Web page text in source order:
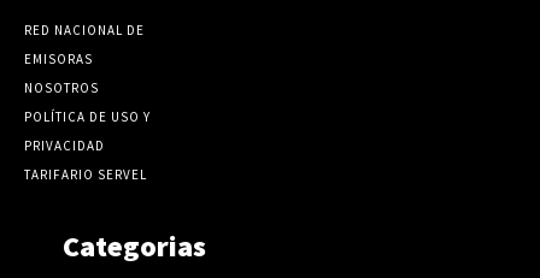
RED NACIONAL DE
EMISORAS
NOSOTROS
POLÍTICA DE USO Y
PRIVACIDAD
TARIFARIO SERVEL
Categorias